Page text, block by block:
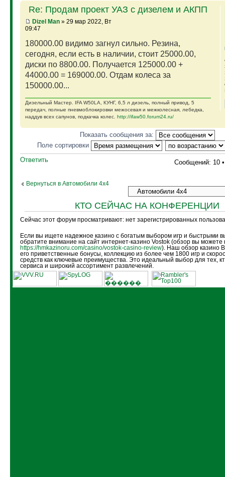
Re: Продам проект УАЗ с дизелем и АКПП
Dizel Man» 29 мар 2022, Вт
09:47
180000.00 видимо загнул сильно. Резина,
сегодня, если есть в наличии, стоит 25000.00,
диски по 8800.00. Получается 125000.00 +
44000.00 = 169000.00. Отдам колеса за
150000.00...
Дизельный Мастер. IFA W50LA, КУНГ, 6,5 л дизель, полный привод, 5
передач, полные пневмоблокировки межосевая и межколесная, лебедка,
наддув всех сапунов, подкачка колес. http://ifaw50.forum24.ru/
Показать сообщения за:
Поле сортировки
Ответить
Сообщений: 10
Вернуться в Автомобили 4х4
КТО СЕЙЧАС НА КОНФЕРЕНЦИИ
Сейчас этот форум просматривают: нет зарегистрированных
Если вы ищете надежное казино с богатым выбором игр и быстрыми
обратите внимание на сайт интернет-казино Vostok (обзор вы можете
https://hmkazinoru.com/casino/vostok-casino-review). Наш обзор казино
его приветственные бонусы, коллекцию из более чем 1800 игр и
средств как ключевые преимущества. Это идеальный выбор для тех,
сервиса и широкий ассортимент развлечений.